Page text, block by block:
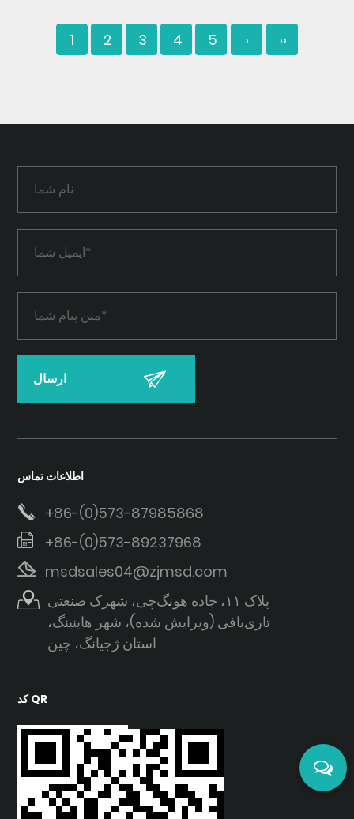
1 2 3 4 5 › ››
اطلاعات تماس
+86-(0)573-87985868
+86-(0)573-89237968
msdsales04@zjmsd.com
پلاک ۱۱، جاده هونگ‌چی، شهرک صنعتی
تاری‌بافی (ویرایش شده)، شهر هاینینگ،
استان ژجیانگ، چین
کد QR